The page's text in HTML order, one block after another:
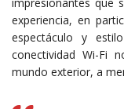
experiencia, en
espectáculo y
conectividad Wi-Fi
mundo exterior, a